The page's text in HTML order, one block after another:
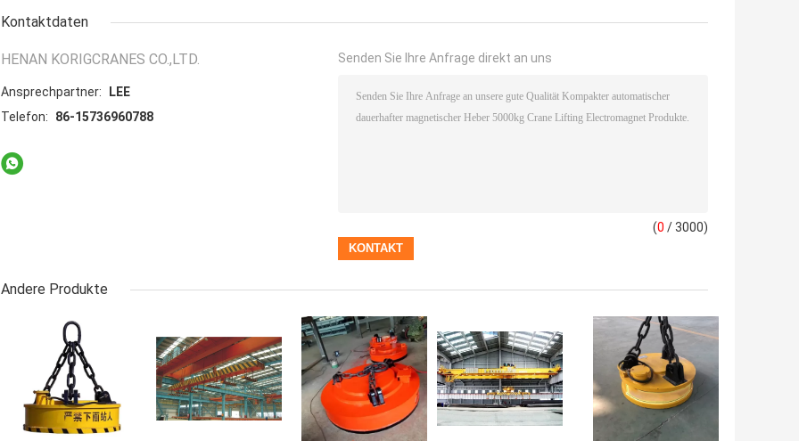
Kontaktdaten
HENAN KORIGCRANES CO.,LTD.
Ansprechpartner:
LEE
Telefon:
86-15736960788
Senden Sie Ihre Anfrage direkt an uns
(0 / 3000)
Andere Produkte